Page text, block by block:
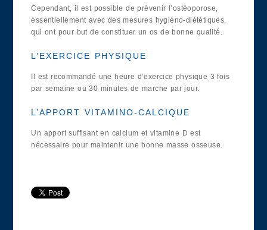
Cependant, il est possible de prévenir l’ostéoporose,
essentiellement avec des mesures hygiéno-diététiques,
qui ont pour but de constituer un os de bonne qualité.
L’EXERCICE PHYSIQUE
Il est recommandé une heure d’exercice physique 3 fois
par semaine ou 30 minutes de marche par jour.
L’APPORT VITAMINO-CALCIQUE
Un apport suffisant en calcium et vitamine D est
nécessaire pour maintenir une bonne masse osseuse.